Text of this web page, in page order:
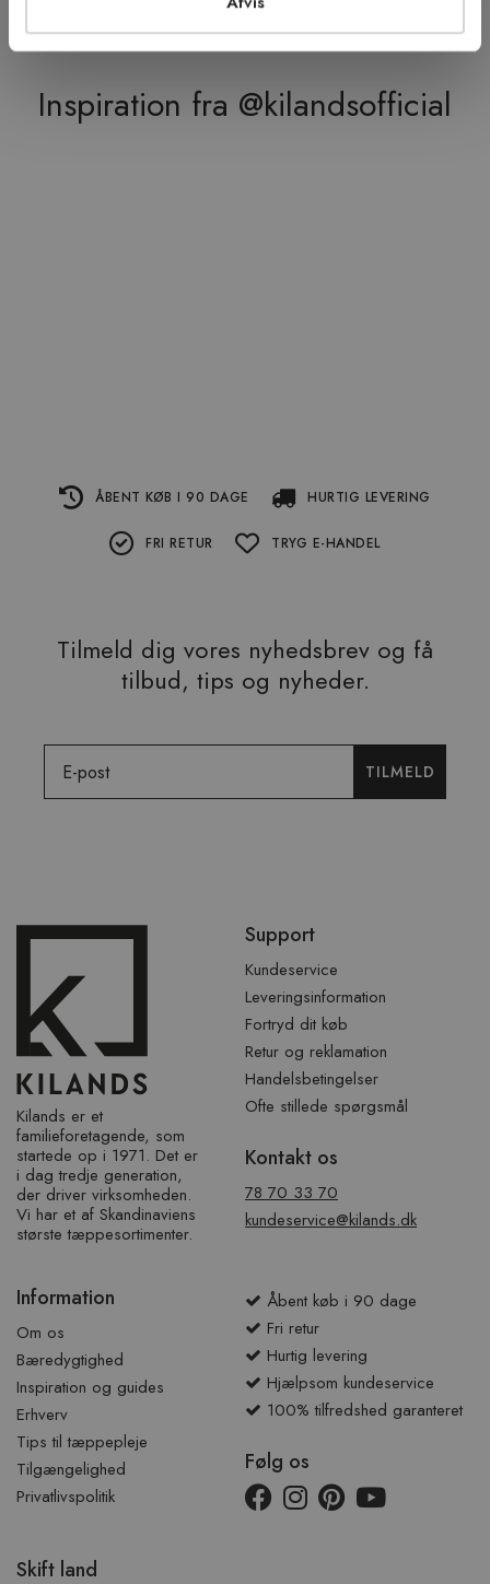
Inspiration fra @kilandsofficial
ÅBENT KØB I 90 DAGE HURTIG LEVERING
FRI RETUR TRYG E-HANDEL
Tilmeld dig vores nyhedsbrev og få
tilbud, tips og nyheder.
TILMELD
over
Kilands er et
familieforetagende, som
startede op i 1971. Det er
i dag tredje generation,
der driver virksomheden.
Vi har et af ​​Skandinaviens
største tæppesortimenter.
Support
Kundeservice
Leveringsinformation
Fortryd dit køb
Retur og reklamation
Handelsbetingelser
Ofte stillede spørgsmål
Kontakt os
78 70 33 70
kundeservice@kilands.dk
Information
Om os
Bæredygtighed
Inspiration og guides
Erhverv
Tips til tæppepleje
Tilgængelighed
Privatlivspolitik
Åbent køb i 90 dage
Fri retur
Hurtig levering
Hjælpsom kundeservice
100% tilfredshed garanteret
Følg os
Skift land